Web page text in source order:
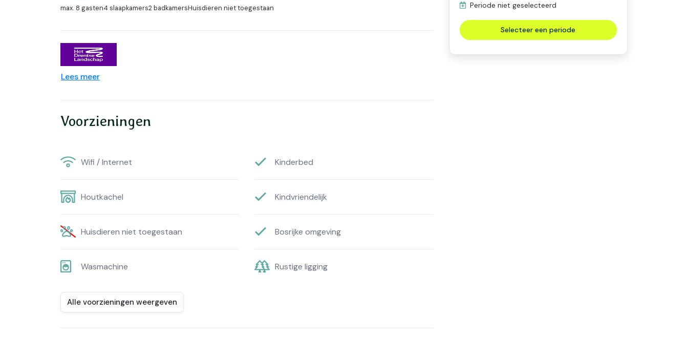
max. 8 gasten4 slaapkamers2 badkamersHuisdieren niet toegestaan
Lees meer
Voorzieningen
Wifi / Internet
Houtkachel
Huisdieren niet toegestaan
Wasmachine
Kinderbed
Kindvriendelijk
Bosrijke omgeving
Rustige ligging
Alle voorzieningen weergeven
Periode niet geselecteerd
Selecteer een periode